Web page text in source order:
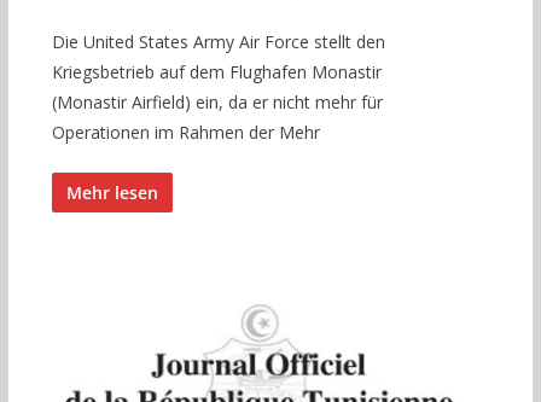
Die United States Army Air Force stellt den
Kriegsbetrieb auf dem Flughafen Monastir
(Monastir Airfield) ein, da er nicht mehr für
Operationen im Rahmen der Mehr
Mehr lesen